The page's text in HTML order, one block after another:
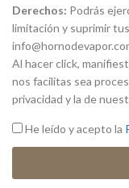
Derechos: Podrás
limitación y suprimir
Al hacer click,
nos facilitas sea
privacidad y la de
He leído y acepto la